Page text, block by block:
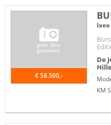
€ 58.500,-
De
KM